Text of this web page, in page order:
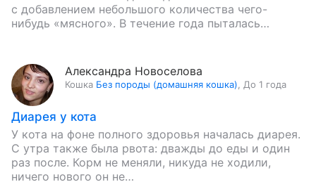
с добавлением небольшого количества чего-
нибудь «мясного». В течение года пыталась
Александра Новоселова
Кошка Без породы (домашняя кошка) До 1 года
Диарея у кота
У кота на фоне полного здоровья началась диарея.
С утра также была рвота: дважды до еды и один
раз после. Корм не меняли, никуда не ходили,
ничего нового он не…